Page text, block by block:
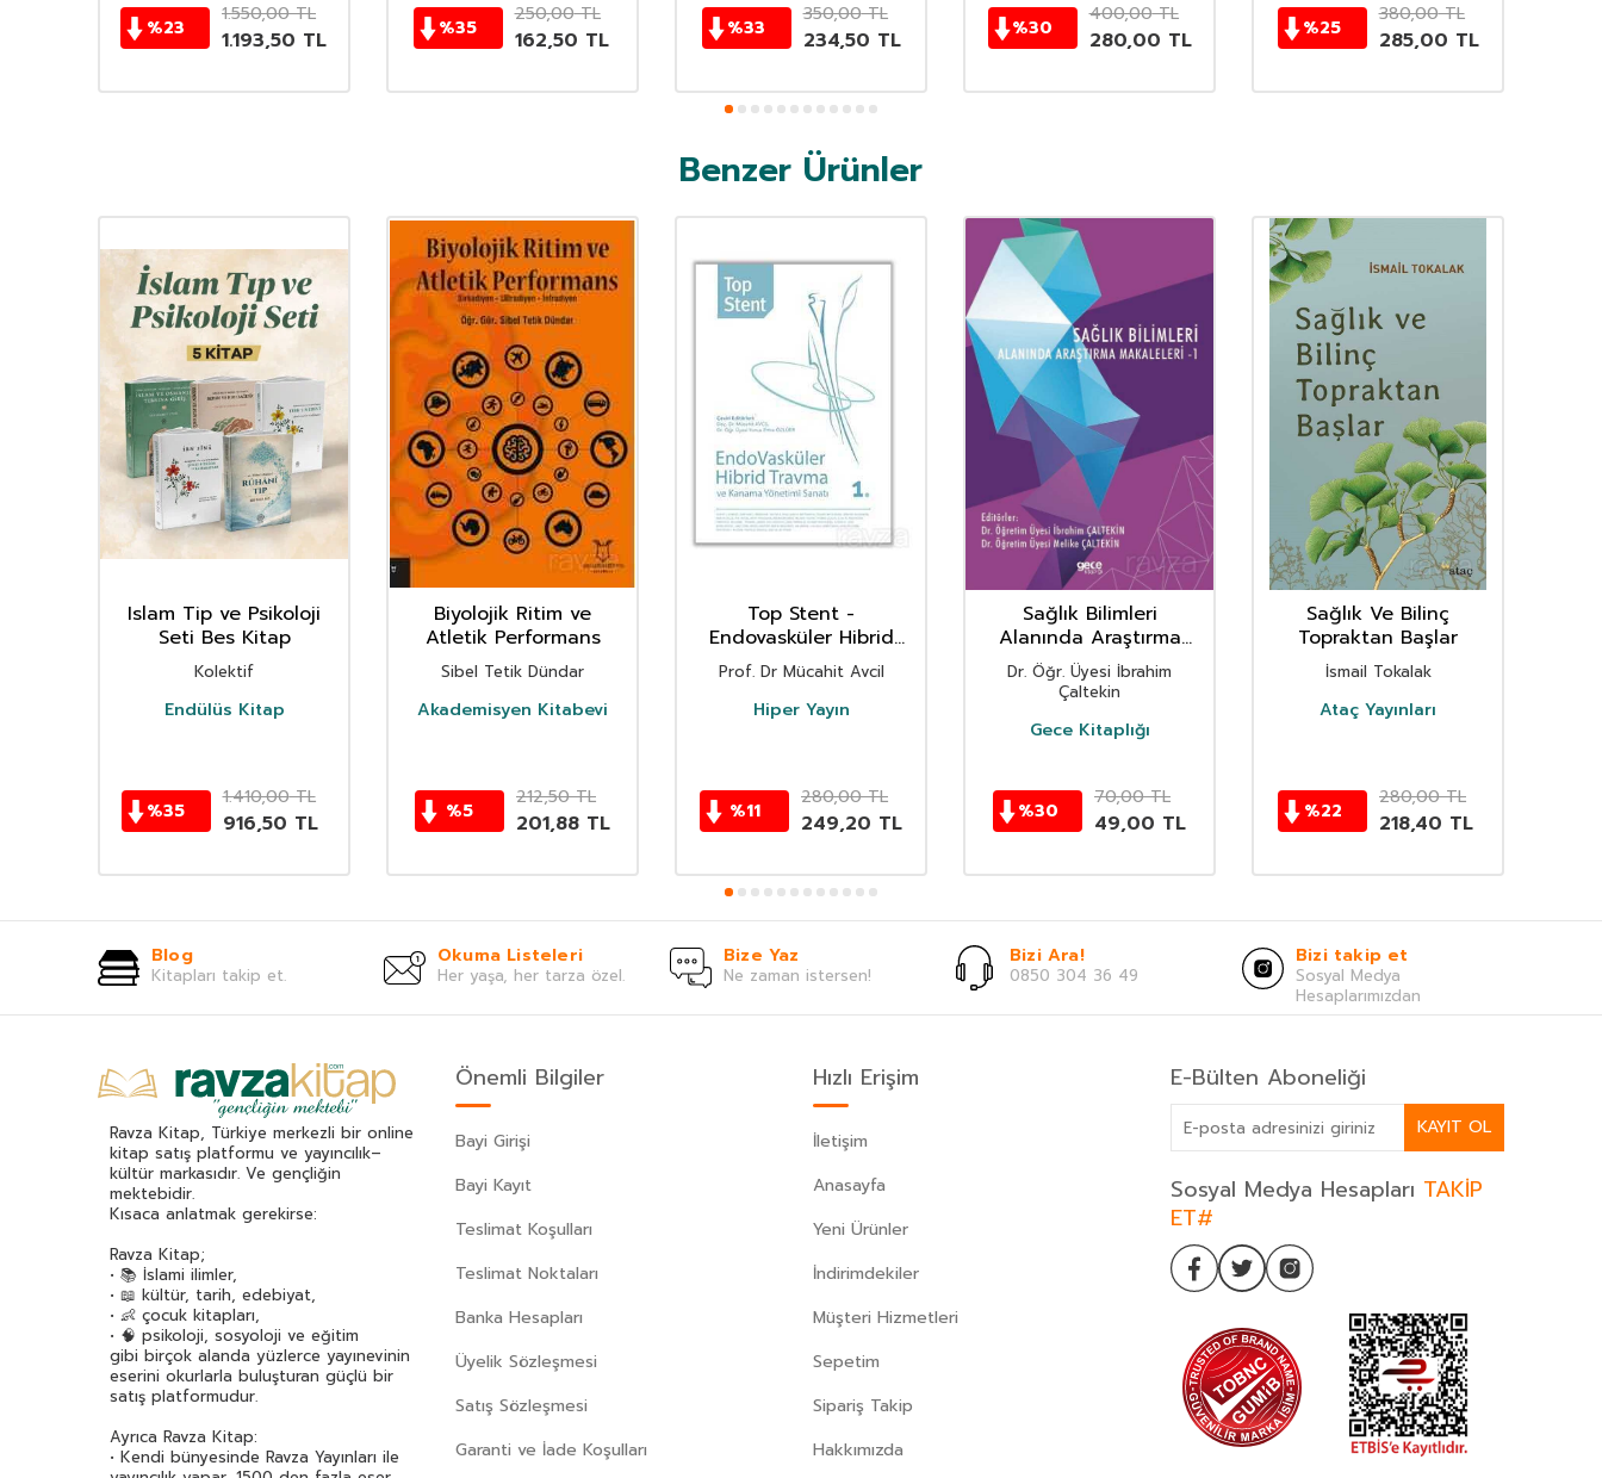
%23
1.550,00TL
1.193,50 TL %35
250,00TL
162,50 TL %33
350,00TL
234,50 TL %30
400,00TL
280,00 TL %25
380,00TL
285,00 TL
Benzer Ürünler
Islam Tip ve Psikoloji
Seti Bes Kitap
Kolektif
Endülüs Kitap
%35
1.410,00TL
916,50 TL
Biyolojik Ritim ve
Atletik Performans
Sibel Tetik Dündar
Akademisyen Kitabevi
%5
212,50TL
201,88 TL
Top Stent -
Endovasküler Hibrid
Travma ve Kanama
Yönetimi Sanatı 1.
Prof. Dr Mücahit Avcil
Hiper Yayın
%11
280,00TL
249,20 TL
Sağlık Bilimleri
Alanında Araştırma
Makaleleri 1
Dr. Öğr. Üyesi İbrahim
Çaltekin
Gece Kitaplığı
%30
70,00TL
49,00 TL
Sağlık Ve Bilinç
Topraktan Başlar
İsmail Tokalak
Ataç Yayınları
%22
280,00TL
218,40 TL
Blog
Kitapları takip et.
Okuma Listeleri
Her yaşa, her tarza özel.
Bize Yaz
Ne zaman istersen!
Bizi Ara!
0850 304 36 49
Bizi takip et
Sosyal Medya
Hesaplarımızdan
Ravza Kitap, Türkiye merkezli bir online
kitap satış platformu ve yayıncılık–
kültür markasıdır. Ve gençliğin
mektebidir.
Kısaca anlatmak gerekirse:
Ravza Kitap;
• 📚 İslami ilimler,
• 📖 kültür, tarih, edebiyat,
• 👶 çocuk kitapları,
• 🧠 psikoloji, sosyoloji ve eğitim
gibi birçok alanda yüzlerce yayınevinin
eserini okurlarla buluşturan güçlü bir
satış platformudur.
Ayrıca Ravza Kitap:
• Kendi bünyesinde Ravza Yayınları ile
Önemli Bilgiler
Bayi Girişi
Bayi Kayıt
Teslimat Koşulları
Teslimat Noktaları
Banka Hesapları
Üyelik Sözleşmesi
Satış Sözleşmesi
Garanti ve İade Koşulları
Hızlı Erişim
İletişim
Anasayfa
Yeni Ürünler
İndirimdekiler
Müşteri Hizmetleri
Sepetim
Sipariş Takip
Hakkımızda
E-Bülten Aboneliği
KAYIT OL
Sosyal Medya Hesapları TAKİP
ET#